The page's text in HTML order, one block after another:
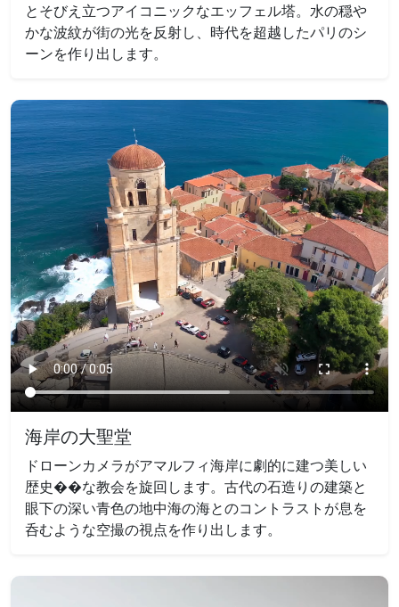
とそびえ立つアイコニックなエッフェル塔。水の穏や
かな波紋が街の光を反射し、時代を超越したパリのシ
ーンを作り出します。
海岸の大聖堂
ドローンカメラがアマルフィ海岸に劇的に建つ美しい
歴史��な教会を旋回します。古代の石造りの建築と
眼下の深い青色の地中海の海とのコントラストが息を
呑むような空撮の視点を作り出します。